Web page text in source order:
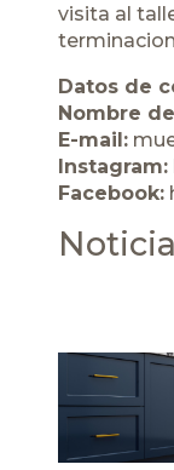
visita al
Datos de
Nombre
E-mail:
Instagram:
Facebook: